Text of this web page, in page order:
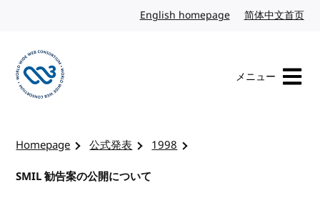
English homepage英語简体中文首页中
メニュー
Homepage 公式発表
1998
SMIL 勧告案の公開について